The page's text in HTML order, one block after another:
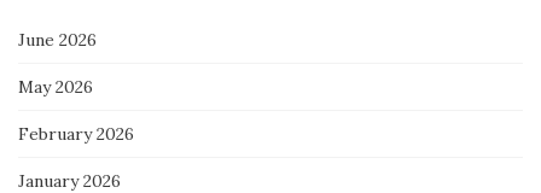
June 2026
May 2026
February 2026
January 2026